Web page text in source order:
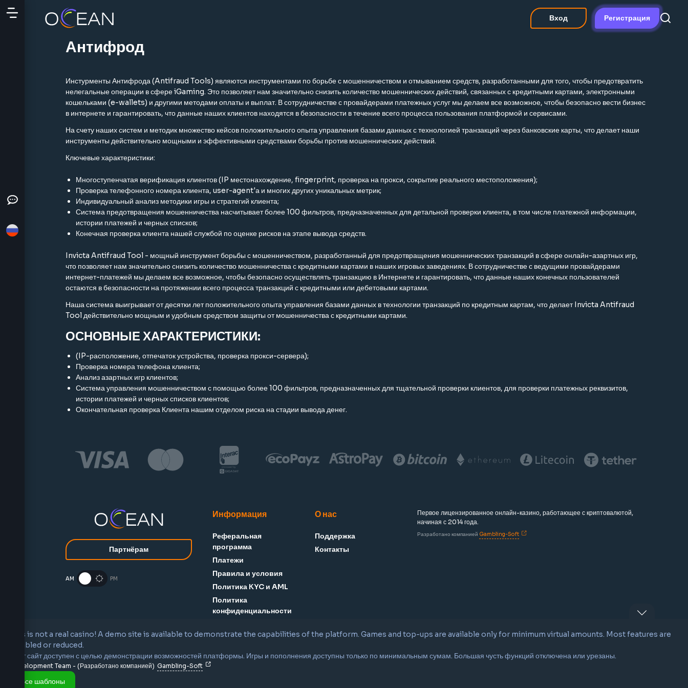
Вход Регистрация
Антифрод
Инстурменты Антифрода (Antifraud Tools) являются инструментами по борьбе с мошенничеством и отмыванием средств, разработанными для того, чтобы предотвратить
нелегальные операции в сфере iGaming. Это позволяет нам значительно снизить количество мошеннических действий, связанных с кредитными картами, электронными
кошельками (e-wallets) и другими методами оплаты и выплат. В сотрудничестве с провайдерами платежных услуг мы делаем все возможное, чтобы безопасно вести бизнес
в интернете и гарантировать, что данные наших клиентов находятся в безопасности в течение всего процесса пользования платформой и сервисами.
На счету наших систем и методик множество кейсов положительного опыта управления базами данных с технологией транзакций через банковские карты, что делает наши
инструменты действительно мощными и эффективными средствами борьбы против мошеннических действий.
Ключевые характеристики:
Многоступенчатая верификация клиентов (IP местонахождение, fingerprint, проверка на прокси, сокрытие реального местоположения);
Проверка телефонного номера клиента, user-agent'а и многих других уникальных метрик;
Индивидуальный анализ методики игры и стратегий клиента;
Система предотвращения мошенничества насчитывает более 100 фильтров, предназначенных для детальной проверки клиента, в том числе платежной информации,
истории платежей и черных списков;
Конечная проверка клиента нашей службой по оценке рисков на этапе вывода средств.
Invicta Antifraud Tool - мощный инструмент борьбы с мошенничеством, разработанный для предотвращения мошеннических транзакций в сфере онлайн-азартных игр,
что позволяет нам значительно снизить количество мошенничества с кредитными картами в наших игровых заведениях. В сотрудничестве с ведущими провайдерами
интернет-платежей мы делаем все возможное, чтобы безопасно осуществлять транзакцию в Интернете и гарантировать, что данные наших конечных пользователей
остаются в безопасности на протяжении всего процесса транзакций с кредитными или дебетовыми картами.
Наша система выигрывает от десятки лет положительного опыта управления базами данных в технологии транзакций по кредитным картам, что делает Invicta Antifraud
Tool действительно мощным и удобным средством защиты от мошенничества с кредитными картами.
ОСНОВНЫЕ ХАРАКТЕРИСТИКИ:
(IP-расположение, отпечаток устройства, проверка прокси-сервера);
Проверка номера телефона клиента;
Анализ азартных игр клиентов;
Система управления мошенничеством с помощью более 100 фильтров, предназначенных для тщательной проверки клиентов, для проверки платежных реквизитов,
истории платежей и черных списков клиентов;
Окончательная проверка Клиента нашим отделом риска на стадии вывода денег.
Партнёрам
AM PM
Информация
Реферальная
программа
Платежи
Правила и условия
Политика KYC и AML
Политика
конфиденциальности
Ответственная игра
О нас
Поддержка
Контакты
Первое лицензированное онлайн-казино, работающее с криптовалютой,
начиная с 2014 года.
Разработано компанией Gambling-Soft
Неделя
This is not a real casino! A demo site is available to demonstrate the capabilities of the platform. Games and top-ups are available only for minimum virtual amounts. Most features are
disabled or reduced.
Этот сайт доступен с целью демонстрации возможностей платформы. Игры и пополнения доступны только по минимальным сумам. Большая чусть функций отключена или урезаны.
Development Team - (Разработано компанией) Gambling-Soft
Все шаблоны